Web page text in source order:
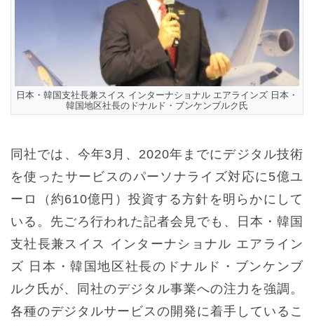
日本・韓国支社長兼スイス インターナショナル エアラインズ 日本・
韓国地区社長のドナルド・ブンケンブルク氏
同社では、今年3月、2020年までにデジタル技術
を使ったサービスのパーソナライズ対応に5億ユ
ーロ（約610億円）投資する方針を明らかにして
いる。先ごろ行われた記者会見でも、日本・韓国
支社長兼スイス インターナショナル エアライン
ズ 日本・韓国地区社長のドナルド・ブンケンブ
ルク氏が、同社のデジタル事業への注力を強調。
各種のデジタルサービスの開発に着手しているこ